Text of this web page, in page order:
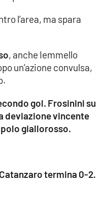
l’area, ma spara
, anche Iemmello
un’azione convulsa,
gol. Frosinini su
deviazione vincente
giallorosso.
termina 0-2.